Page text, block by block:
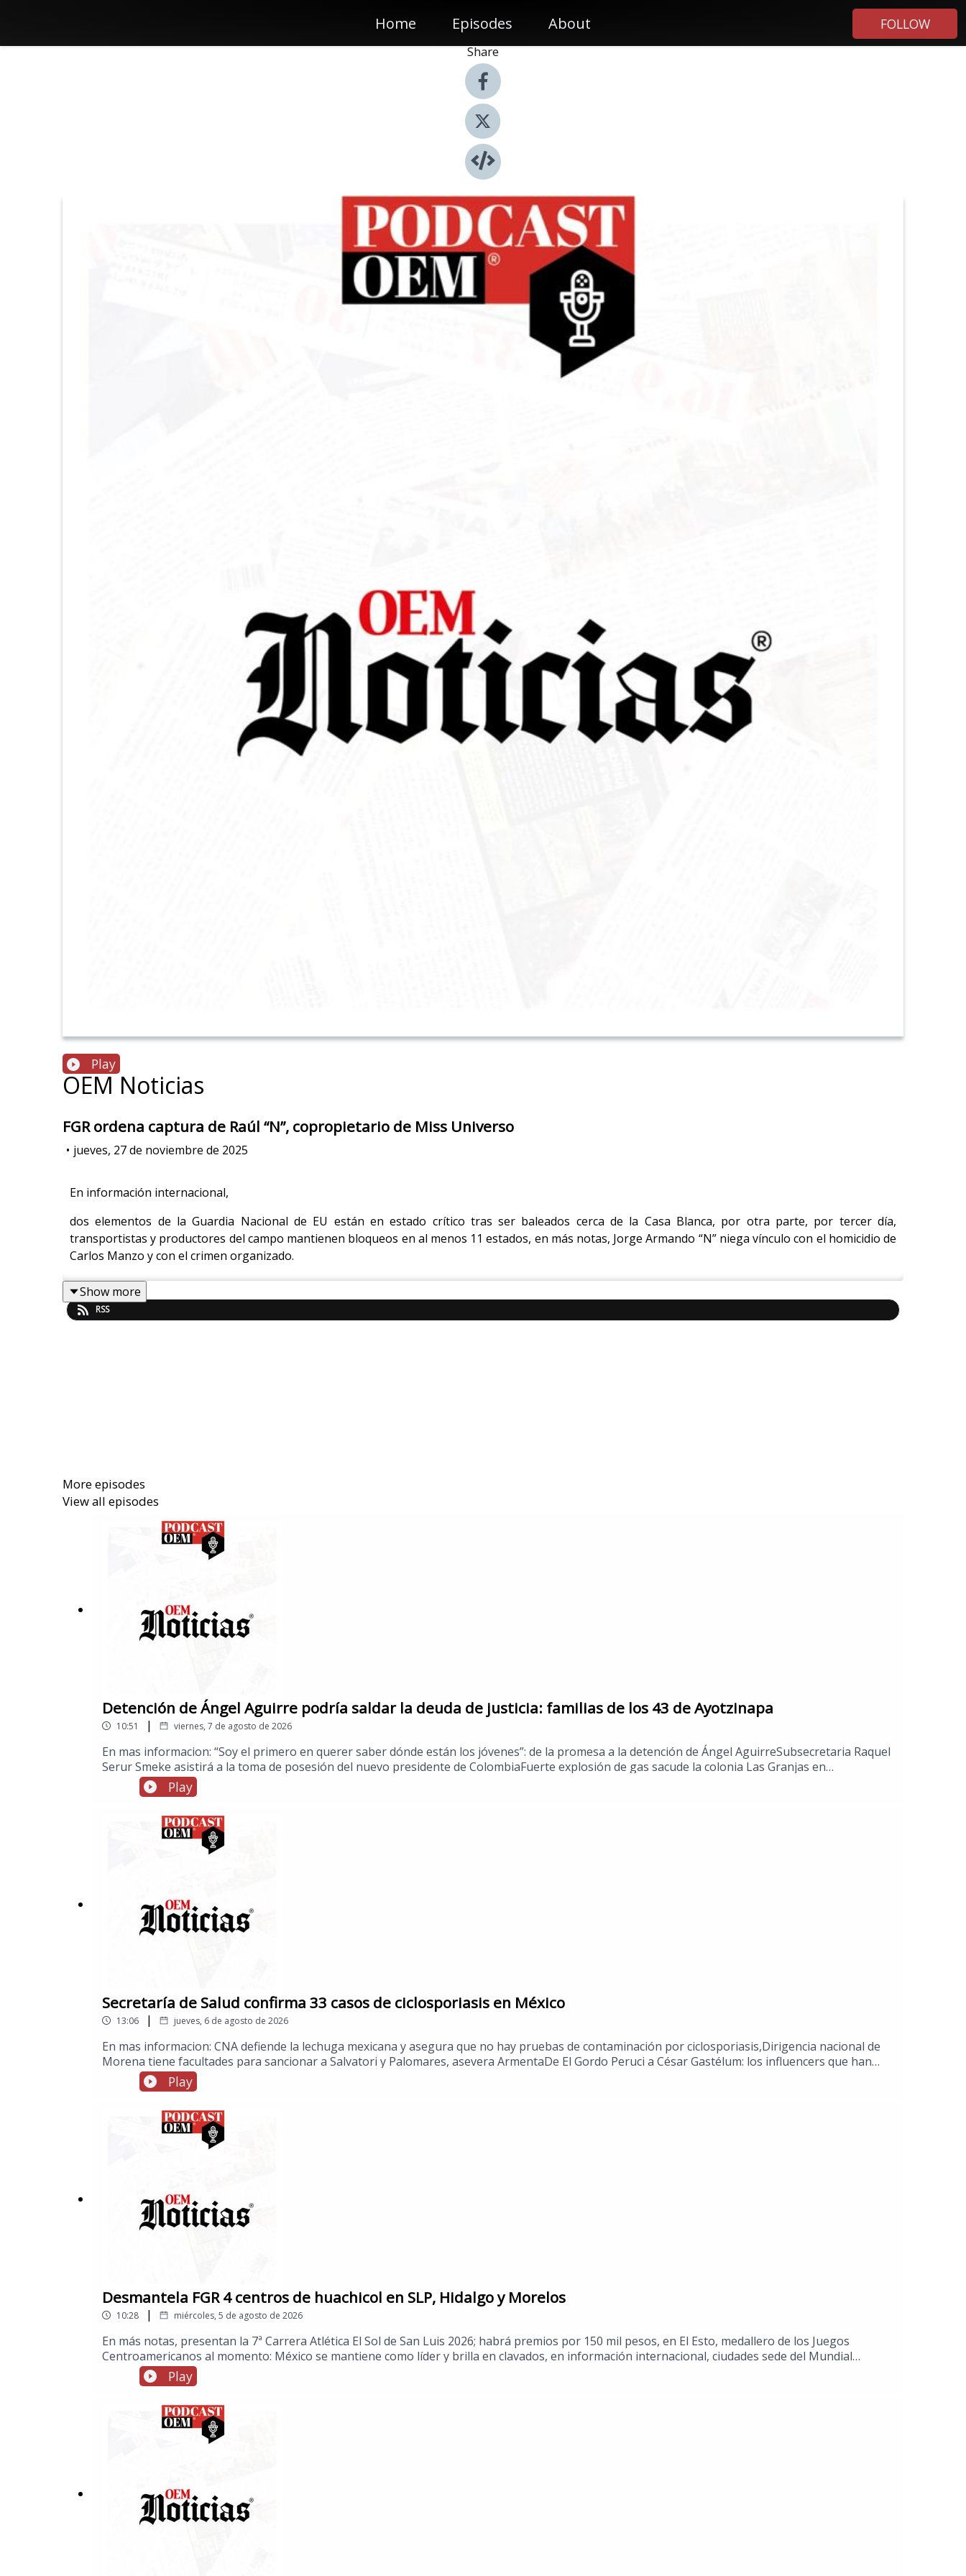
Home Episodes About FOLLOW
Share
Play
OEM Noticias
FGR ordena captura de Raúl “N”, copropietario de Miss Universo
• jueves, 27 de noviembre de 2025
En información internacional,
dos elementos de la Guardia Nacional de EU están en estado crítico tras ser baleados cerca de la Casa Blanca, por otra parte, por tercer día,
transportistas y productores del campo mantienen bloqueos en al menos 11 estados, en más notas, Jorge Armando “N” niega vínculo con el homicidio de
Carlos Manzo y con el crimen organizado.
Show more
RSS
More episodes
View all episodes
Detención de Ángel Aguirre podría saldar la deuda de justicia: familias de los 43 de Ayotzinapa
10:51 | viernes, 7 de agosto de 2026
En mas informacion: “Soy el primero en querer saber dónde están los jóvenes”: de la promesa a la detención de Ángel AguirreSubsecretaria Raquel
Serur Smeke asistirá a la toma de posesión del nuevo presidente de ColombiaFuerte explosión de gas sacude la colonia Las Granjas en
Cuernavaca; hay 21 heridosGallardo anuncia nueva ley para regular la inteligencia artificial en San Luis PotosíMéxico impone récord de medallas de
oro en Juegos Centroamericanos: Delegación espectacularHoy inicia la Feria Nacional Potosina, FENAPO 2026.
Play
Secretaría de Salud confirma 33 casos de ciclosporiasis en México
13:06 | jueves, 6 de agosto de 2026
En mas informacion: CNA defiende la lechuga mexicana y asegura que no hay pruebas de contaminación por ciclosporiasis,Dirigencia nacional de
Morena tiene facultades para sancionar a Salvatori y Palomares, asevera ArmentaDe El Gordo Peruci a César Gastélum: los influencers que han
sido asesinados en Sinaloa¡Imparable! Andrea de la Herrán se lleva doblete dorado para México en halterofilia de JCC 2026A bailar Thriller en el
Monumento a la Revolución con el mega baile masivo tributo a Michael Jackson
Play
Desmantela FGR 4 centros de huachicol en SLP, Hidalgo y Morelos
10:28 | miércoles, 5 de agosto de 2026
En más notas, presentan la 7ª Carrera Atlética El Sol de San Luis 2026; habrá premios por 150 mil pesos, en El Esto, medallero de los Juegos
Centroamericanos al momento: México se mantiene como líder y brilla en clavados, en información internacional, ciudades sede del Mundial
reclaman millones de dólares que les habría prometido FIFA, en más notas, Myspace prepara su regreso tras 20 años en el olvido
Play